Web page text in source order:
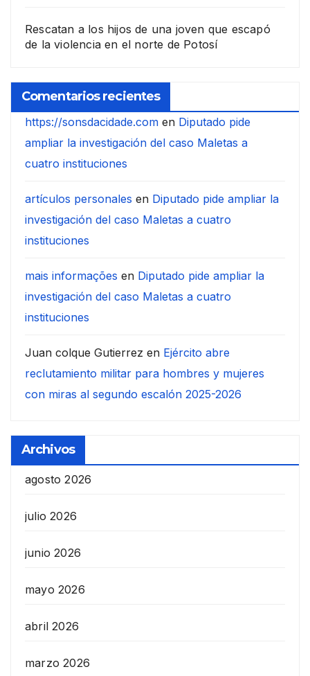
Rescatan a los hijos de una joven que escapó
de la violencia en el norte de Potosí
Comentarios recientes
https://sonsdacidade.com en Diputado pide
ampliar la investigación del caso Maletas a
cuatro instituciones
artículos personales en Diputado pide ampliar la
investigación del caso Maletas a cuatro
instituciones
mais informações en Diputado pide ampliar la
investigación del caso Maletas a cuatro
instituciones
Juan colque Gutierrez en Ejército abre
reclutamiento militar para hombres y mujeres
con miras al segundo escalón 2025-2026
Archivos
agosto 2026
julio 2026
junio 2026
mayo 2026
abril 2026
marzo 2026